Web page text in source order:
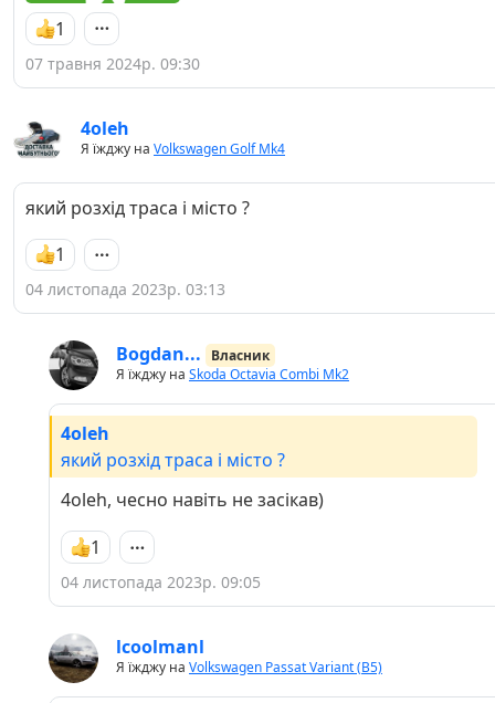
1
07 травня 2024р. 09:30
4oleh
Я їжджу на Volkswagen Golf Mk4
який розхід траса і місто ?
1
04 листопада 2023р. 03:13
Bogdan...
Власник
Я їжджу на Skoda Octavia Combi Mk2
4oleh
який розхід траса і місто ?
4oleh, чесно навіть не засікав)
1
04 листопада 2023р. 09:05
lcoolmanl
Я їжджу на Volkswagen Passat Variant (B5)